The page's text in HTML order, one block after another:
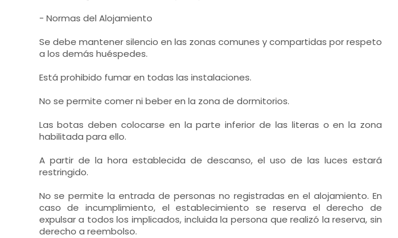
- Normas del Alojamiento
Se debe mantener silencio en las zonas comunes y compartidas por respeto
a los demás huéspedes.
Está prohibido fumar en todas las instalaciones.
No se permite comer ni beber en la zona de dormitorios.
Las botas deben colocarse en la parte inferior de las literas o en la zona
habilitada para ello.
A partir de la hora establecida de descanso, el uso de las luces estará
restringido.
No se permite la entrada de personas no registradas en el alojamiento. En
caso de incumplimiento, el establecimiento se reserva el derecho de
expulsar a todos los implicados, incluida la persona que realizó la reserva, sin
derecho a reembolso.